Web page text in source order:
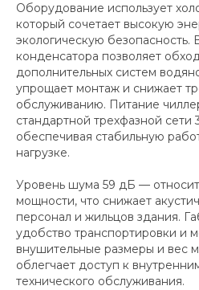
Оборудование использует
который сочетает высокую
экологическую
конденсатора позволяет
дополнительных систем
упрощает монтаж и снижает
обслуживанию. Питание
стандартной трехфазной сети
обеспечивая стабильную
нагрузке.
Уровень шума 59 дБ —
мощности, что снижает
персонал и жильцов здания.
удобство транспортировки и
внушительные размеры и вес
облегчает доступ к
технического обслуживания.